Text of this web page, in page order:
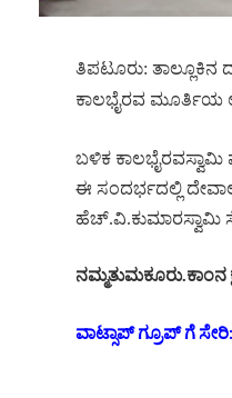
ತಿಪಟೂರು: ತಾಲ್ಲೂಕಿನ
ಕಾಲಭೈರವ ಮೂರ್ತಿಯ
ಬಳಿಕ ಕಾಲಭೈರವಸ್ವಾಮಿ
ಈ ಸಂದರ್ಭದಲ್ಲಿ
ಹೆಚ್.ವಿ.ಕುಮಾರಸ್ವಾಮಿ
ನಮ್ಮತುಮಕೂರು.ಕಾಂನ
ವಾಟ್ಸಾಪ್ ಗ್ರೂಪ್ ಗೆ ಸೇರಿ: